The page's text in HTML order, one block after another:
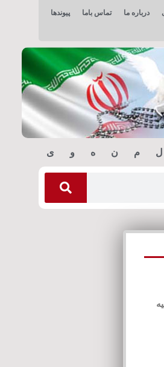
درباره ما تماس باما پیوندها
ل م ن ه و ی